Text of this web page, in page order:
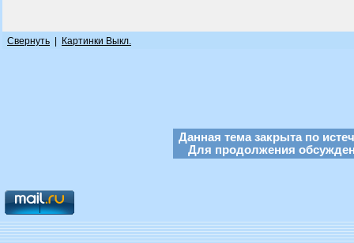
Свернуть Картинки Выкл.
Данная тема закрыта по
Для продолжения